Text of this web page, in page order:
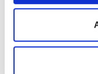
bautechnischen
betreffend